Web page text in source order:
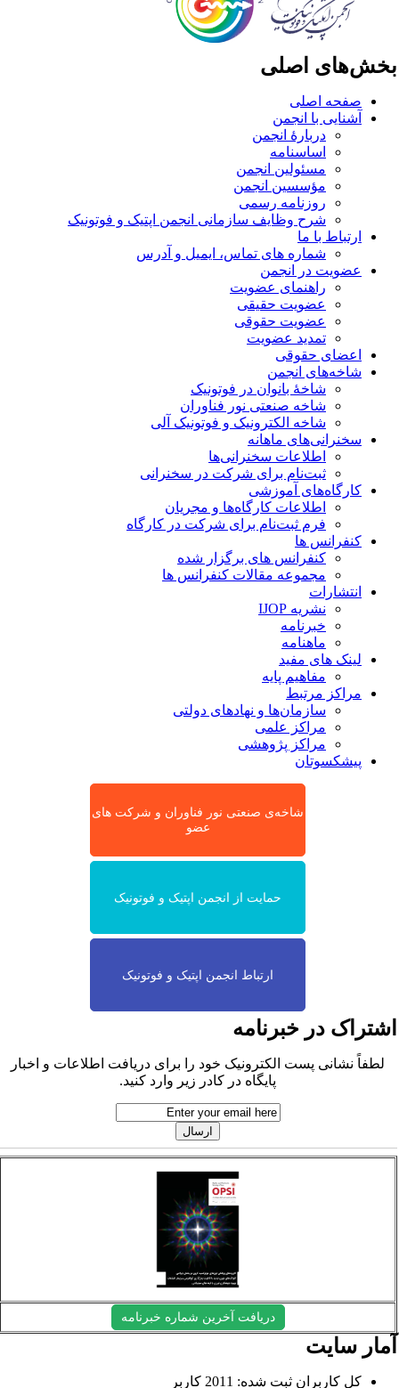
اصلی
صفحه اصلی
آشنایی با انجمن
دربارۀ انجمن
اساسنامه
مسئولین انجمن
مؤسسین انجمن
روزنامه رسمی
شرح وظایف سازمانی انجمن اپتیک و فوتونیک
ارتباط با ما
شماره های تماس، ایمیل و آدرس
عضویت در انجمن
راهنمای عضویت
عضویت حقیقی
عضویت حقوقی
تمدید عضویت
اعضای حقوقی
شاخه‌های انجمن
شاخۀ بانوان در فوتونیک
شاخه صنعتی نور فناوران
شاخه‌ الکترونیک و فوتونیک آلی
سخنرانی‌های ماهانه
اطلاعات سخنرانی‌‌ها
ثبت‌نام برای شرکت در سخنرانی
کارگاه‌های آموزشی
اطلاعات کارگاه‌ها و مجریان
فرم ثبت‌نام برای شرکت در کارگاه
کنفرانس ها
کنفرانس های برگزار شده
مجموعه مقالات کنفرانس ها
انتشارات
نشریه IJOP
خبرنامه
ماهنامه
لینک های مفید
مفاهیم پایه
مراکز مرتبط
سازمان‌ها و نهادهای دولتی
مراکز علمی
مراکز پژوهشی
پیشکسوتان
شاخه‌ی صنعتی نور فناوران و شرکت های
عضو
حمایت از انجمن اپتیک و فوتونیک
ارتباط انجمن اپتیک و فوتونیک
در خبرنامه
لطفاً نشانی پست الکترونیک خود را برای دریافت اطلاعات و اخبار
پایگاه در کادر زیر وارد کنید.
دریافت آخرین شماره خبرنامه
سایت
کل کاربران ثبت شده: 2011 کاربر